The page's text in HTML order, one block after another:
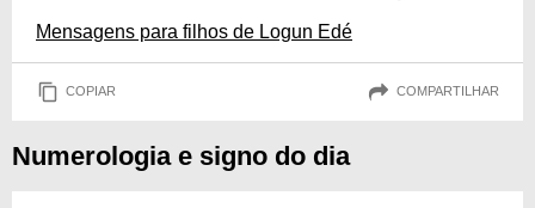
Mensagens para filhos de Logun Edé
COPIAR COMPARTILHAR
Numerologia e signo do dia